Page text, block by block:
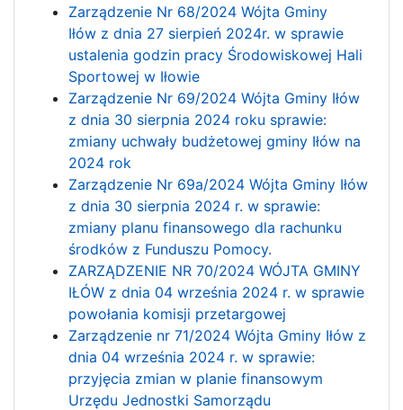
Zarządzenie Nr 68/2024 Wójta Gminy
Iłów z dnia 27 sierpień 2024r. w sprawie
ustalenia godzin pracy Środowiskowej Hali
Sportowej w Iłowie
Zarządzenie Nr 69/2024 Wójta Gminy Iłów
z dnia 30 sierpnia 2024 roku sprawie:
zmiany uchwały budżetowej gminy Iłów na
2024 rok
Zarządzenie Nr 69a/2024 Wójta Gminy Iłów
z dnia 30 sierpnia 2024 r. w sprawie:
zmiany planu finansowego dla rachunku
środków z Funduszu Pomocy.
ZARZĄDZENIE NR 70/2024 WÓJTA GMINY
IŁÓW z dnia 04 września 2024 r. w sprawie
powołania komisji przetargowej
Zarządzenie nr 71/2024 Wójta Gminy Iłów z
dnia 04 września 2024 r. w sprawie:
przyjęcia zmian w planie finansowym
Urzędu Jednostki Samorządu